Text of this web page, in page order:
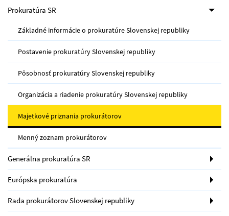
Prokuratúra SR
Základné informácie o prokuratúre Slovenskej republiky
Postavenie prokuratúry Slovenskej republiky
Pôsobnosť prokuratúry Slovenskej republiky
Organizácia a riadenie prokuratúry Slovenskej republiky
Majetkové priznania prokurátorov
Menný zoznam prokurátorov
Generálna prokuratúra SR
Európska prokuratúra
Rada prokurátorov Slovenskej republiky